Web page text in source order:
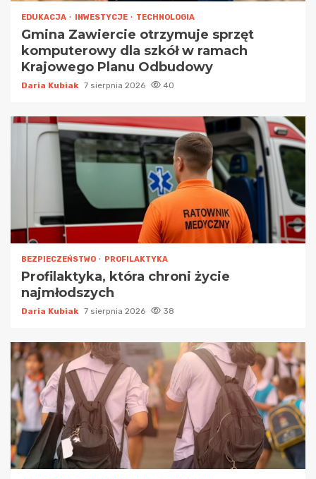
EDUKACJA INWESTYCJE TECHNOLOGIA
Gmina Zawiercie otrzymuje sprzęt
komputerowy dla szkół w ramach
Krajowego Planu Odbudowy
Daria Kubiak 7 sierpnia 2026 40
BEZPIECZEŃSTWO PROFILAKTYKA
Profilaktyka, która chroni życie
najmłodszych
Daria Kubiak 7 sierpnia 2026 38